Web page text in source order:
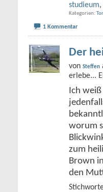
studieum,
Kategorien
1 Kommentar
Der
von Steffen
erlebe...
Ich
worum
zum
Brown
den